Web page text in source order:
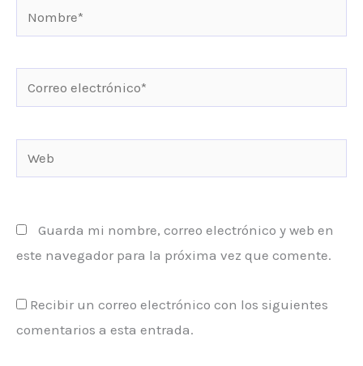
Nombre*
electrónico*
Guarda mi nombre, correo electrónico y web en
este navegador para la próxima vez que comente.
Recibir un correo electrónico con los siguientes
comentarios a esta entrada.